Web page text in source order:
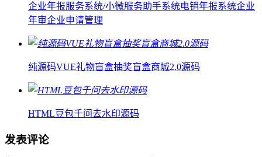
企业年报服务系统/小微服务助手系统电销年报系统企业
年审企业申请管理
纯源码VUE礼物盲盒抽奖盲盒商城2.0源码
HTML豆包千问去水印源码
发表评论